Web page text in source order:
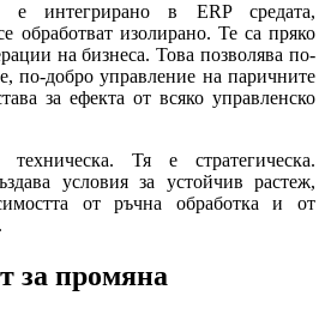
е интегрирано в ERP средата,
обработват изолирано. Те са пряко
на бизнеса. Това позволява по-
по-добро управление на паричните
за ефекта от всяко управленско
Тя е стратегическа.
условия за устойчив растеж,
от ръчна обработка и от
за промяна